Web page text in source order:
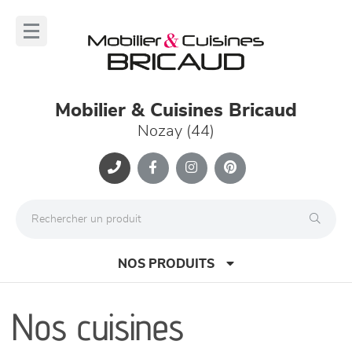
Mobilier & Cuisines Bricaud
Nozay (44)
NOS PRODUITS
canapés et fauteuils
Nos cuisines